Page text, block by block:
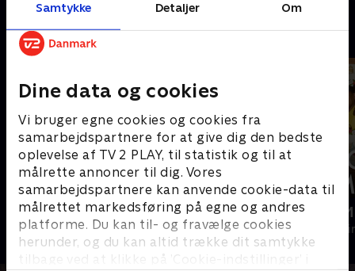
Samtykke Detaljer Om
Dine data og cookies
Vi bruger egne cookies og cookies fra
samarbejdspartnere for at give dig den bedste
oplevelse af TV 2 PLAY, til statistik og til at
målrette annoncer til dig. Vores
samarbejdspartnere kan anvende cookie-data til
målrettet markedsføring på egne og andres
platforme. Du kan til- og fravælge cookies
herunder, og du kan altid trække dit samtykke
tilbage ved at klikke på ’Cookie-indstillinger’ i
Andre så også
Mord på Mallorca
Krimi & Spænding • 2 sæsoner
Mordene i
Krimi &